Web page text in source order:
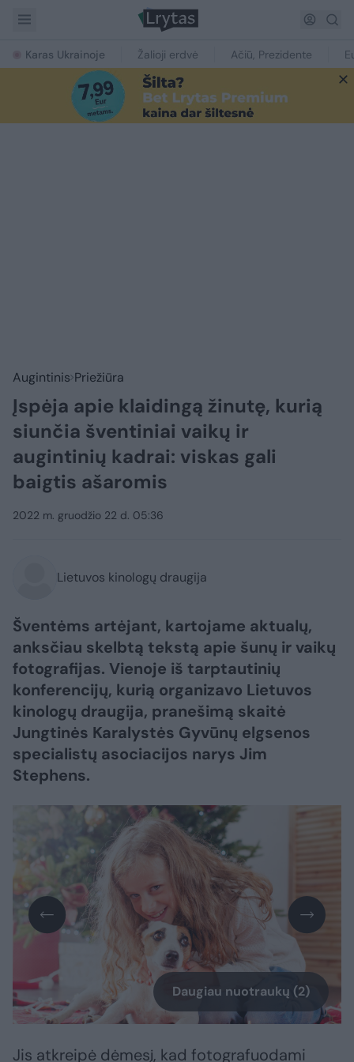
Karas Ukrainoje Žalioji erdvė Ačiū, Prezidente
Augintinis Priežiūra
Įspėja apie klaidingą žinutę, kurią
siunčia šventiniai vaikų ir
augintinių kadrai: viskas gali
baigtis ašaromis
2022 m. gruodžio 22 d. 05:36
Lietuvos kinologų draugija
Šventėms artėjant, kartojame aktualų,
anksčiau skelbtą tekstą apie šunų ir vaikų
fotografijas. Vienoje iš tarptautinių
konferencijų, kurią organizavo Lietuvos
kinologų draugija, pranešimą skaitė
Jungtinės Karalystės Gyvūnų elgsenos
specialistų asociacijos narys Jim
Stephens.
Daugiau nuotraukų (2)
Jis atkreipė dėmesį, kad fotografuodami